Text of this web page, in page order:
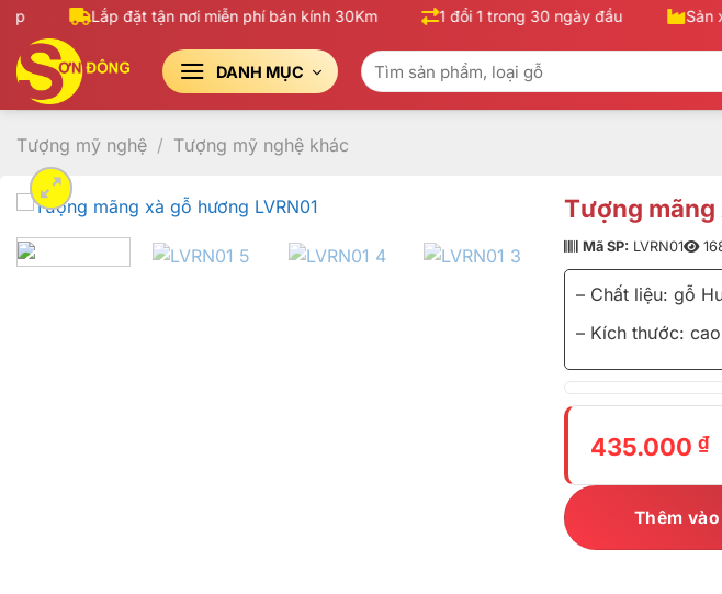
Bỏ
nội
dung
Lắp đặt tận nơi miễn phí bán kính 30Km 1 đổi 1 trong 30 ngày đầu Sản
DANH MỤC
Tìm
kiếm:
Tượng mỹ nghệ / Tượng mỹ nghệ khác
Tượng mãng
Mã SP: LVRN01
– Chất liệu: gỗ
– Kích thước:
435.000 ₫
Thêm